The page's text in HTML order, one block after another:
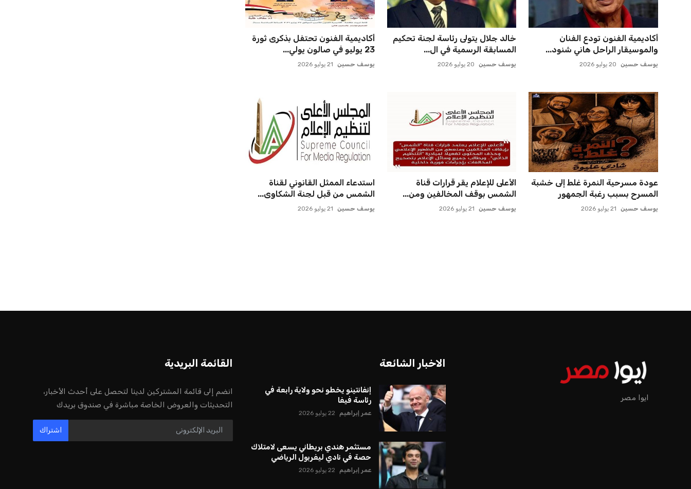
أكاديمية الفنون تودع الفنان
والموسيقار الراحل هاني شنود...
يوسف حسين 20 يوليو 2026
خالد جلال يتولى رئاسة لجنة تحكيم
المسابقة الرسمية في ال...
يوسف حسين 20 يوليو 2026
أكاديمية الفنون تحتفل بذكرى ثورة
23 يوليو في صالون يولي...
يوسف حسين 21 يوليو 2026
عودة مسرحية النمرة غلط إلى خشبة
المسرح بسبب رغبة الجمهور
يوسف حسين 21 يوليو 2026
الأعلى للإعلام يقر قرارات قناة
الشمس بوقف المخالفين ومن...
يوسف حسين 21 يوليو 2026
استدعاء الممثل القانوني لقناة
الشمس من قبل لجنة الشكاوى...
يوسف حسين 21 يوليو 2026
ايوا مصر
الاخبار الشائعة
إنفانتينو يخطو نحو ولاية رابعة في
رئاسة فيفا
عمر إبراهيم 22 يوليو 2026
مستثمر هندي بريطاني يسعى لامتلاك
حصة في نادي ليفربول الرياضي
عمر إبراهيم 22 يوليو 2026
القائمة البريدية
انضم إلى قائمة المشتركين لدينا لتحصل على أحدث الأخبار،
التحديثات والعروض الخاصة مباشرة في صندوق بريدك
اشتراك